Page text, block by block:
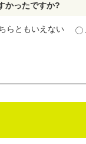
かったですか?
らともいえない